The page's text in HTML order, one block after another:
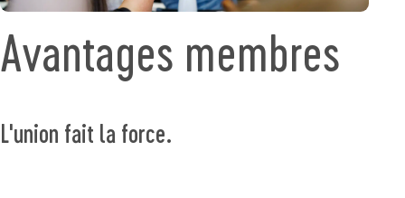
Avantages membres
L'union fait la force.